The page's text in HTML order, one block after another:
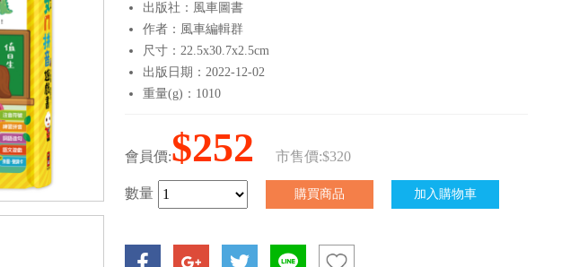
出版社：風車圖書
作者：風車編輯群
尺寸：22.5x30.7x2.5cm
出版日期：2022-12-02
重量(g)：1010
會員價:$252 市售價:$320
數量